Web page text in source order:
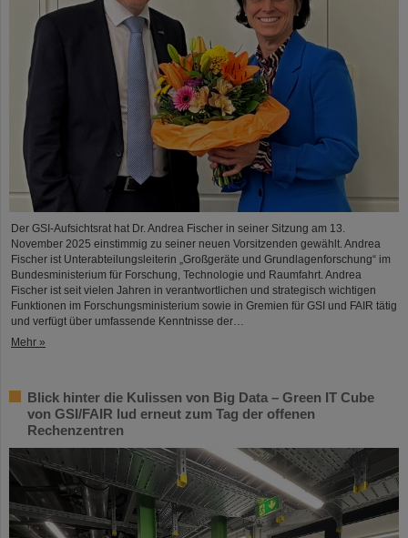
Der GSI-Aufsichtsrat hat Dr. Andrea Fischer in seiner Sitzung am 13.
November 2025 einstimmig zu seiner neuen Vorsitzenden gewählt. Andrea
Fischer ist Unterabteilungsleiterin „Großgeräte und Grundlagenforschung“ im
Bundesministerium für Forschung, Technologie und Raumfahrt. Andrea
Fischer ist seit vielen Jahren in verantwortlichen und strategisch wichtigen
Funktionen im Forschungsministerium sowie in Gremien für GSI und FAIR tätig
und verfügt über umfassende Kenntnisse der…
Mehr »
Blick hinter die Kulissen von Big Data – Green IT Cube
von GSI/FAIR lud erneut zum Tag der offenen
Rechenzentren